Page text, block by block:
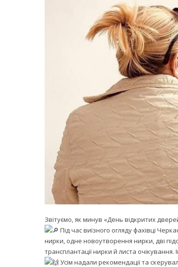
Звітуємо, як минув «День відкритих
Під час виїзного огляду фахівці
нирки, одне новоутворення нирки, дві
трансплантації нирки й листа очікування.
Усім надали рекомендації та